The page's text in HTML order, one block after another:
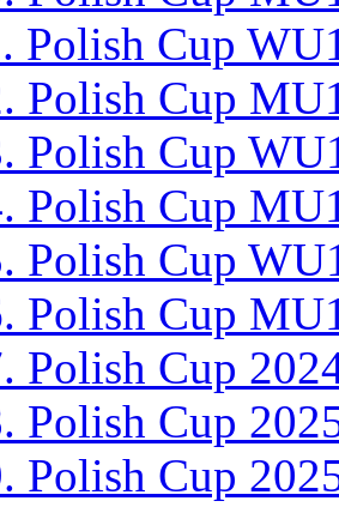
Polish Cup
Polish Cup
Polish Cup
Polish Cup
Polish Cup
Polish Cup
Polish Cup
Polish Cup
Polish Cup